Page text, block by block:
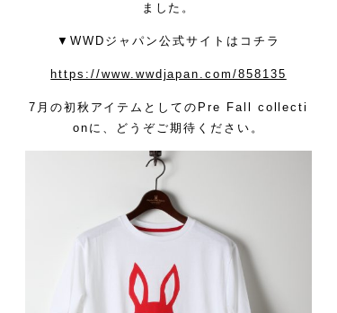
ました。
▼WWDジャパン公式サイトはコチラ
https://www.wwdjapan.com/858135
7月の初秋アイテムとしてのPre Fall collecti
onに、どうぞご期待ください。